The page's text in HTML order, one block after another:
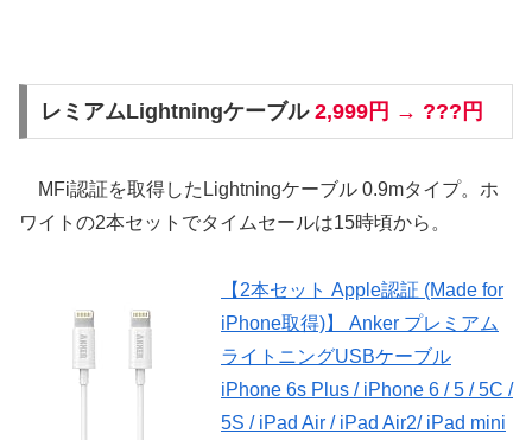
レミアムLightningケーブル 2,999円 → ???円
MFi認証を取得したLightningケーブル 0.9mタイプ。ホ
ワイトの2本セットでタイムセールは15時頃から。
【2本セット Apple認証 (Made for
iPhone取得)】 Anker プレミアム
ライトニングUSBケーブル
iPhone 6s Plus / iPhone 6 / 5 / 5C /
5S / iPad Air / iPad Air2/ iPad mini